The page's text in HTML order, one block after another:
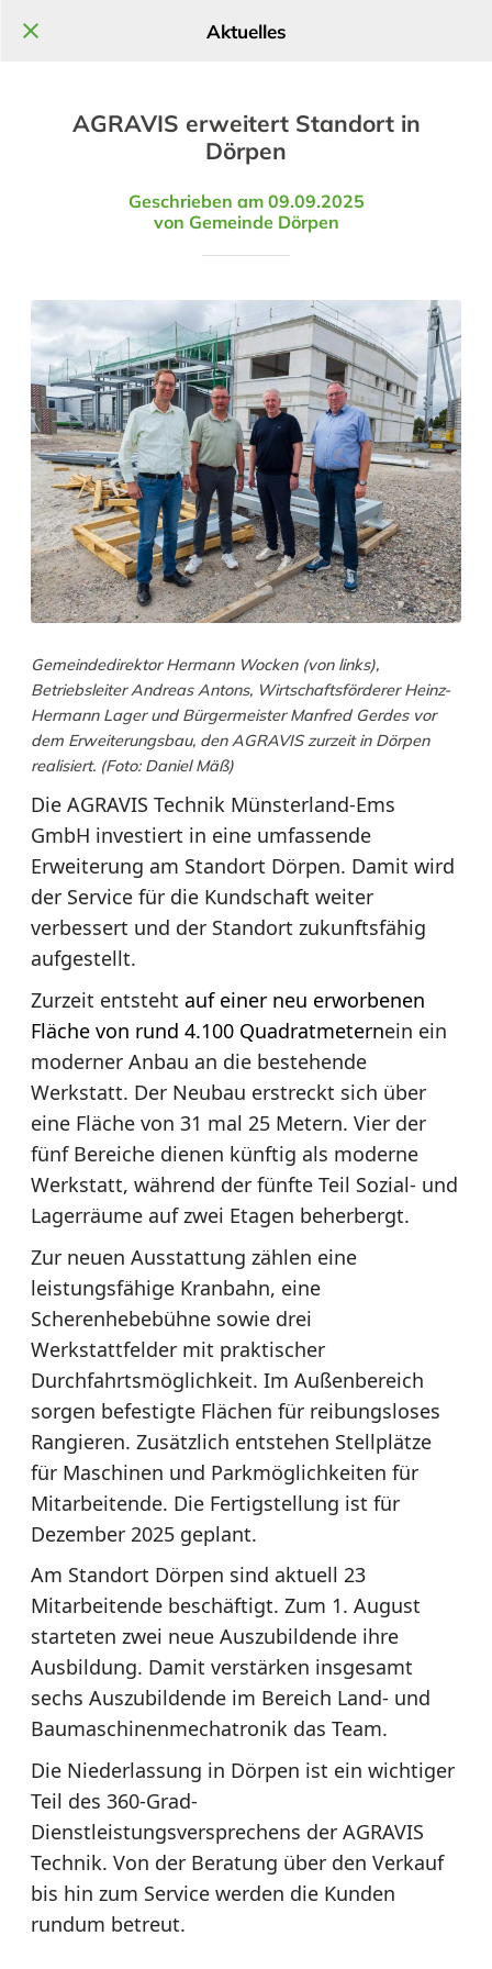
Aktuelles
AGRAVIS erweitert Standort in
Dörpen
Geschrieben am 09.09.2025
von Gemeinde Dörpen
Gemeindedirektor Hermann Wocken (von links),
Betriebsleiter Andreas Antons, Wirtschaftsförderer Heinz-
Hermann Lager und Bürgermeister Manfred Gerdes vor
dem Erweiterungsbau, den AGRAVIS zurzeit in Dörpen
realisiert. (Foto: Daniel Mäß)
Die AGRAVIS Technik Münsterland-Ems
GmbH investiert in eine umfassende
Erweiterung am Standort Dörpen. Damit wird
der Service für die Kundschaft weiter
verbessert und der Standort zukunftsfähig
aufgestellt.
Zurzeit entsteht auf einer neu erworbenen
Fläche von rund 4.100 Quadratmeternein ein
moderner Anbau an die bestehende
Werkstatt. Der Neubau erstreckt sich über
eine Fläche von 31 mal 25 Metern. Vier der
fünf Bereiche dienen künftig als moderne
Werkstatt, während der fünfte Teil Sozial- und
Lagerräume auf zwei Etagen beherbergt.
Zur neuen Ausstattung zählen eine
leistungsfähige Kranbahn, eine
Scherenhebebühne sowie drei
Werkstattfelder mit praktischer
Durchfahrtsmöglichkeit. Im Außenbereich
sorgen befestigte Flächen für reibungsloses
Rangieren. Zusätzlich entstehen Stellplätze
für Maschinen und Parkmöglichkeiten für
Mitarbeitende. Die Fertigstellung ist für
Dezember 2025 geplant.
Am Standort Dörpen sind aktuell 23
Mitarbeitende beschäftigt. Zum 1. August
starteten zwei neue Auszubildende ihre
Ausbildung. Damit verstärken insgesamt
sechs Auszubildende im Bereich Land- und
Baumaschinenmechatronik das Team.
Die Niederlassung in Dörpen ist ein wichtiger
Teil des 360-Grad-
Dienstleistungsversprechens der AGRAVIS
Technik. Von der Beratung über den Verkauf
bis hin zum Service werden die Kunden
rundum betreut.